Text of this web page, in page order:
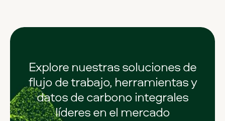
Explore nuestras soluciones de
flujo de trabajo, herramientas y
datos de carbono integrales
líderes en el mercado